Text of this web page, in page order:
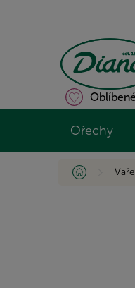
Oblíbené
Ořechy
Domů